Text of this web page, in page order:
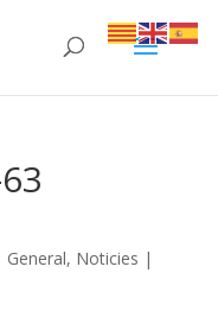
General, Noticies |